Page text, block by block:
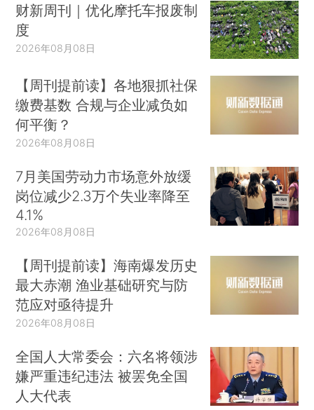
财新周刊｜优化摩托车报废制
度
2026年08月08日
【周刊提前读】各地狠抓社保
缴费基数 合规与企业减负如
何平衡？
2026年08月08日
7月美国劳动力市场意外放缓
岗位减少2.3万个失业率降至
4.1%
2026年08月08日
【周刊提前读】海南爆发历史
最大赤潮 渔业基础研究与防
范应对亟待提升
2026年08月08日
全国人大常委会：六名将领涉
嫌严重违纪违法 被罢免全国
人大代表